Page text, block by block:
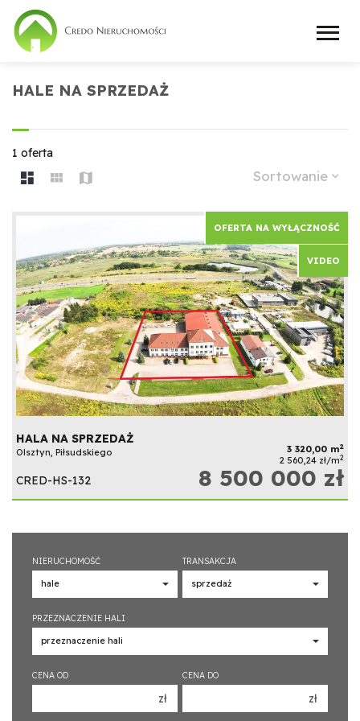
HALE NA SPRZEDAŻ
1 oferta
Sortowanie
OFERTA NA WYŁĄCZNOŚĆ
VIDEO
HALA NA SPRZEDAŻ
Olsztyn, Piłsudskiego 3 320,00 m2
2 560,24 zł/m2
CRED-HS-132 8 500 000 zł
NIERUCHOMOŚĆ TRANSAKCJA
PRZEZNACZENIE HALI
CENA OD
zł
CENA DO
zł